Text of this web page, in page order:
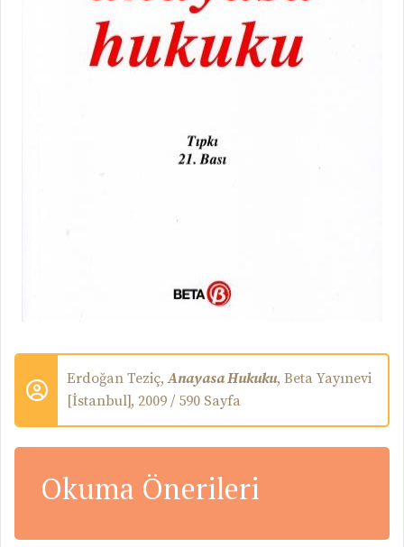
Erdoğan Teziç,Anayasa Hukuku, Beta Yayınevi
[İstanbul], 2009 / 590 Sayfa
Okuma Önerileri